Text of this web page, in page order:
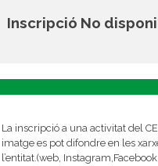
Inscripció No
La inscripció a una activitat del
imatge es pot difondre en les
l’entitat.(web,